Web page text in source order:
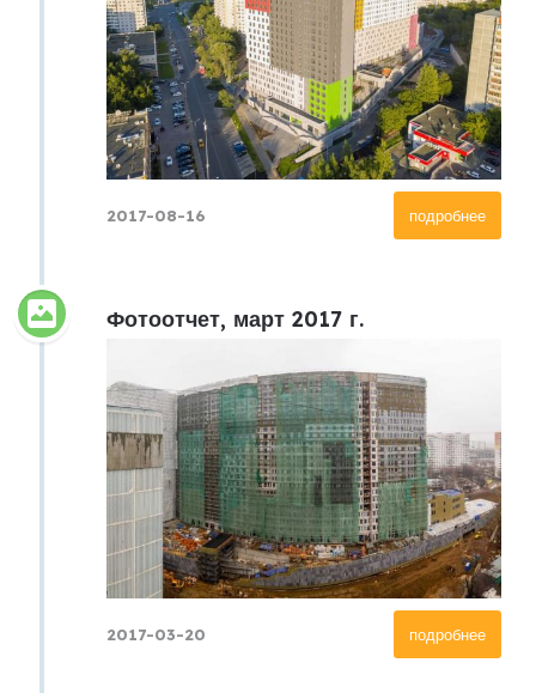
подробнее
2017-08-16
Фотоотчет, март 2017 г.
подробнее
2017-03-20